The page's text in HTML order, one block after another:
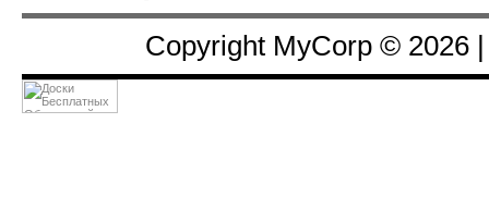
Copyright MyCorp © 2026